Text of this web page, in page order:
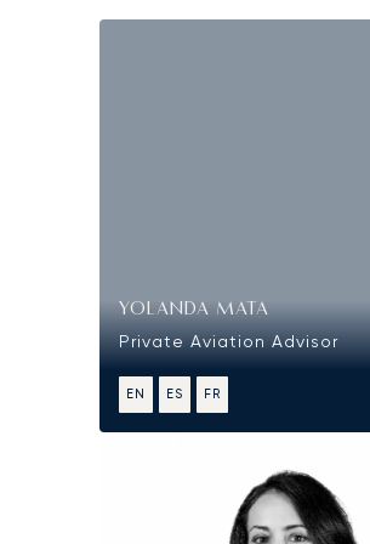
YOLANDA MATA
Private Aviation Advisor
EN ES FR